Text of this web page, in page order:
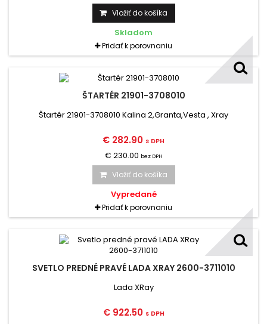
Vložiť do košíka
Skladom
Pridať k porovnaniu
ŠTARTÉR 21901-3708010
Štartér 21901-3708010 Kalina 2,Granta,Vesta , Xray
€ 282.90 s DPH
€ 230.00 bez DPH
Vložiť do košíka
Vypredané
Pridať k porovnaniu
SVETLO PREDNÉ PRAVÉ LADA XRAY 2600-3711010
Lada XRay
€ 922.50 s DPH